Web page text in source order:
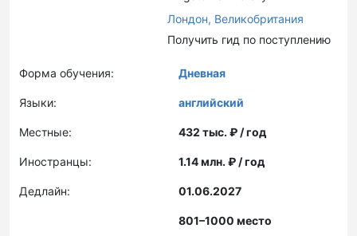
Лондон, Великобритания
Получить гид по поступлению
Форма обучения: Дневная
Языки: английский
Местные: 432 тыс. ₽ / год
Иностранцы: 1.14 млн. ₽ / год
Дедлайн: 01.06.2027
801–1000 место